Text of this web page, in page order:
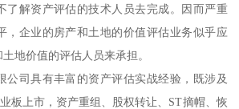
了解资产评估的技术人员去完成。因而严重
，企业的房产和土地的价值评估业务似乎应
地价值的评估人员来承担。
公司具有丰富的资产评估实战经验，既涉及
板上市，资产重组、股权转让、ST摘帽、恢